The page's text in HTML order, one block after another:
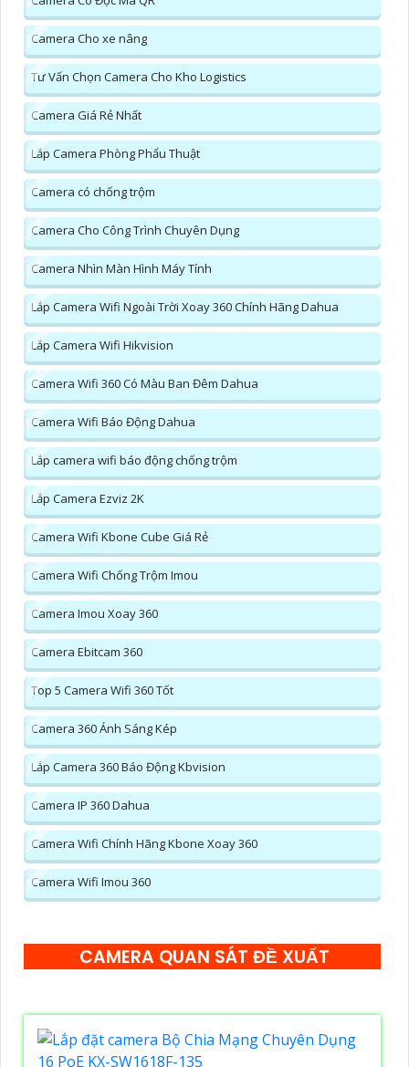
Camera Cho xe nâng
Tư Vấn Chọn Camera Cho Kho Logistics
Camera Giá Rẻ Nhất
Lắp Camera Phòng Phẩu Thuật
Camera có chống trộm
Camera Cho Công Trình Chuyên Dụng
Camera Nhìn Màn Hình Máy Tính
Lắp Camera Wifi Ngoài Trời Xoay 360 Chính Hãng Dahua
Lắp Camera Wifi Hikvision
Camera Wifi 360 Có Màu Ban Đêm Dahua
Camera Wifi Báo Động Dahua
Lắp camera wifi báo động chống trộm
Lắp Camera Ezviz 2K
Camera Wifi Kbone Cube Giá Rẻ
Camera Wifi Chống Trộm Imou
Camera Imou Xoay 360
Camera Ebitcam 360
Top 5 Camera Wifi 360 Tốt
Camera 360 Ánh Sáng Kép
Lắp Camera 360 Báo Động Kbvision
Camera IP 360 Dahua
Camera Wifi Chính Hãng Kbone Xoay 360
Camera Wifi Imou 360
CAMERA QUAN SÁT ĐỀ XUẤT